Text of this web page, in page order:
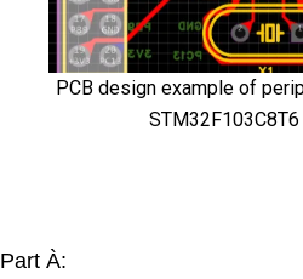
PCB design example of
Part À: